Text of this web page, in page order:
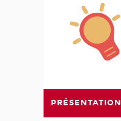
PRÉSENTATION